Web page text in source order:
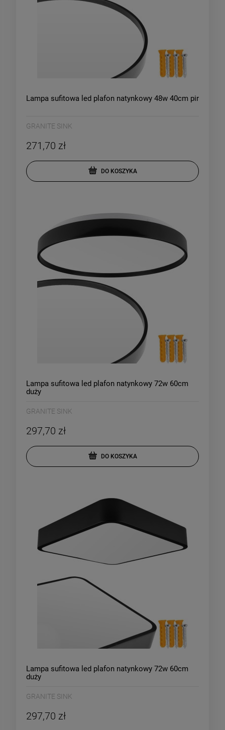
Lampa sufitowa led plafon natynkowy 48w 40cm pir
GRANITE SINK
271,70 zł
DO KOSZYKA
Lampa sufitowa led plafon natynkowy 72w 60cm
duży
GRANITE SINK
297,70 zł
DO KOSZYKA
Lampa sufitowa led plafon natynkowy 72w 60cm
duży
GRANITE SINK
297,70 zł